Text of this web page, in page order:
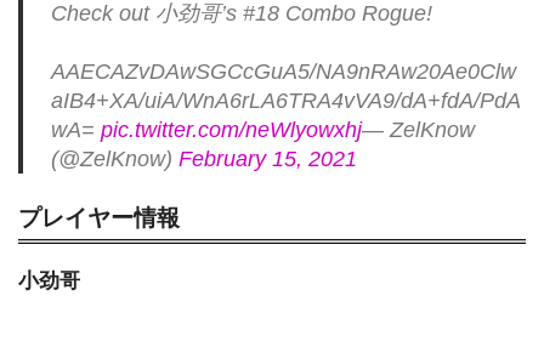
Check out 小劲哥’s #18 Combo Rogue!
AAECAZvDAwSGCcGuA5/NA9nRAw20Ae0Clw
aIB4+XA/uiA/WnA6rLA6TRA4vVA9/dA+fdA/PdA
wA= pic.twitter.com/neWlyowxhj— ZelKnow
(@ZelKnow) February 15, 2021
プレイヤー情報
小劲哥